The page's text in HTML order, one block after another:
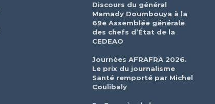
Discours du général
Mamady Doumbouya à la
69e Assemblée générale
des chefs d’État de la
CEDEAO
Journées AFRAFRA 2026.
Le prix du journalisme
Santé remporté par Michel
Coulibaly